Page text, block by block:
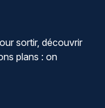
sortir, découvrir
plans : on